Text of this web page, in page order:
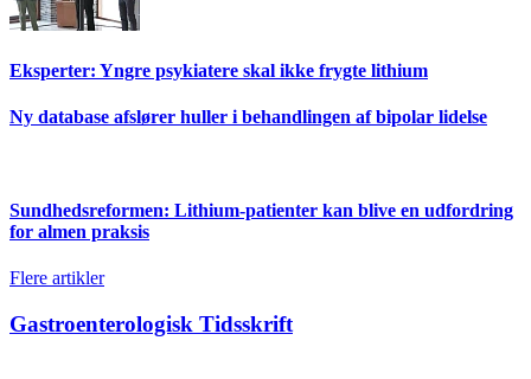
Eksperter: Yngre psykiatere skal ikke frygte lithium
Ny database afslører huller i behandlingen af bipolar lidelse
Sundhedsreformen: Lithium-patienter kan blive en udfordring
for almen praksis
Flere artikler
Gastroenterologisk Tidsskrift